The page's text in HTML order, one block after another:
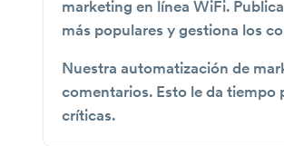
marketing en línea WiFi.
más populares y gestiona los
Nuestra automatización de
comentarios. Esto le da tiempo
críticas.